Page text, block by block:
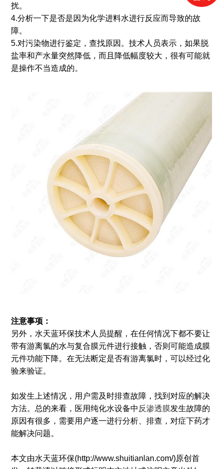
扰。
4.分析一下是否是因为化学进料水进行反应而导致的故
障。
5.对污染物进行鉴定，查找原因。技术人员表示，如果脱
盐率和产水量突然降低，而且降低幅度较大，很有可能就
是操作不当造成的。
注意事项：
另外，水天蓝环保技术人员提醒，在任何情况下都不要让
带有游离氯的水与复合膜元件进行接触，否则可能造成膜
元件功能下降。在无法断定是否有游离氯时，可以经过化
验来验证。
如发生上述情况，用户需及时排查故障，找到对应的解决
方法。总的来看，医用纯化水设备中 反渗透膜发生故障的
原因有很多，需要用户逐一进行分析、排查，对症下药才
能解决问题。
本文由水天蓝环保(http://www.shuitianlan.com/)原创首